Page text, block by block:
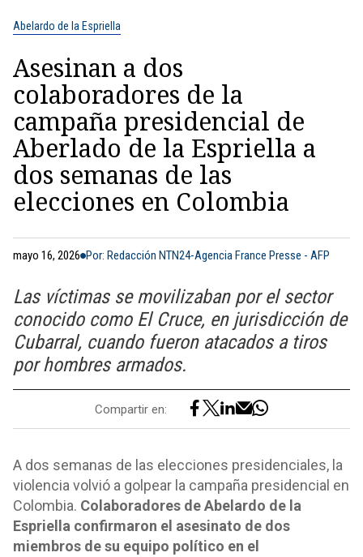
Abelardo de la Espriella
Asesinan a dos
colaboradores de la
campaña presidencial de
Aberlado de la Espriella a
dos semanas de las
elecciones en Colombia
mayo 16, 2026 Por: Redacción NTN24-Agencia France Presse - AFP
Las víctimas se movilizaban por el sector
conocido como El Cruce, en jurisdicción de
Cubarral, cuando fueron atacados a tiros
por hombres armados.
Compartir en:
A dos semanas de las elecciones presidenciales, la
violencia volvió a golpear la campaña presidencial en
Colombia. Colaboradores de Abelardo de la
Espriella confirmaron el asesinato de dos
miembros de su equipo político en el